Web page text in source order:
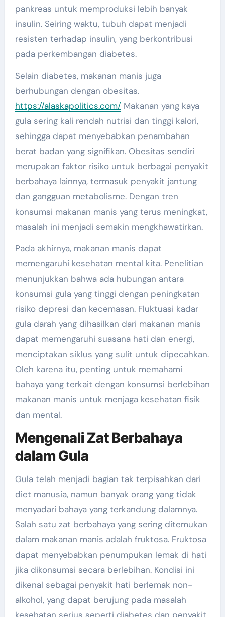
pankreas untuk memproduksi lebih banyak
insulin. Seiring waktu, tubuh dapat menjadi
resisten terhadap insulin, yang berkontribusi
pada perkembangan diabetes.
Selain diabetes, makanan manis juga
berhubungan dengan obesitas.
https://alaskapolitics.com/ Makanan yang kaya
gula sering kali rendah nutrisi dan tinggi kalori,
sehingga dapat menyebabkan penambahan
berat badan yang signifikan. Obesitas sendiri
merupakan faktor risiko untuk berbagai penyakit
berbahaya lainnya, termasuk penyakit jantung
dan gangguan metabolisme. Dengan tren
konsumsi makanan manis yang terus meningkat,
masalah ini menjadi semakin mengkhawatirkan.
Pada akhirnya, makanan manis dapat
memengaruhi kesehatan mental kita. Penelitian
menunjukkan bahwa ada hubungan antara
konsumsi gula yang tinggi dengan peningkatan
risiko depresi dan kecemasan. Fluktuasi kadar
gula darah yang dihasilkan dari makanan manis
dapat memengaruhi suasana hati dan energi,
menciptakan siklus yang sulit untuk dipecahkan.
Oleh karena itu, penting untuk memahami
bahaya yang terkait dengan konsumsi berlebihan
makanan manis untuk menjaga kesehatan fisik
dan mental.
Mengenali Zat Berbahaya
dalam Gula
Gula telah menjadi bagian tak terpisahkan dari
diet manusia, namun banyak orang yang tidak
menyadari bahaya yang terkandung dalamnya.
Salah satu zat berbahaya yang sering ditemukan
dalam makanan manis adalah fruktosa. Fruktosa
dapat menyebabkan penumpukan lemak di hati
jika dikonsumsi secara berlebihan. Kondisi ini
dikenal sebagai penyakit hati berlemak non-
alkohol, yang dapat berujung pada masalah